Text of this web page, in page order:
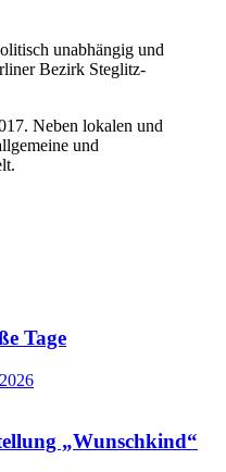
unabhängig und
Bezirk Steglitz-
Neben lokalen und
und
Tage
„Wunschkind“